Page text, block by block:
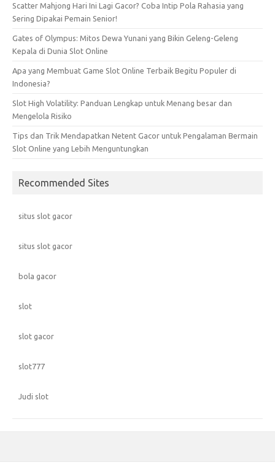
Scatter Mahjong Hari Ini Lagi Gacor? Coba Intip Pola Rahasia yang
Sering Dipakai Pemain Senior!
Gates of Olympus: Mitos Dewa Yunani yang Bikin Geleng-Geleng
Kepala di Dunia Slot Online
Apa yang Membuat Game Slot Online Terbaik Begitu Populer di
Indonesia?
Slot High Volatility: Panduan Lengkap untuk Menang besar dan
Mengelola Risiko
Tips dan Trik Mendapatkan Netent Gacor untuk Pengalaman Bermain
Slot Online yang Lebih Menguntungkan
Recommended Sites
situs slot gacor
situs slot gacor
bola gacor
slot
slot gacor
slot777
Judi slot